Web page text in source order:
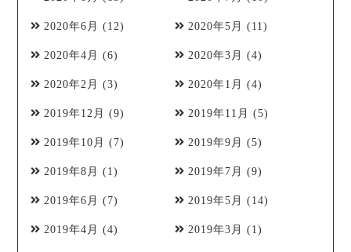
2020年6月 (12) 2020年5月 (11)
2020年4月 (6) 2020年3月 (4)
2020年2月 (3) 2020年1月 (4)
2019年12月 (9) 2019年11月 (5)
2019年10月 (7) 2019年9月 (5)
2019年8月 (1) 2019年7月 (9)
2019年6月 (7) 2019年5月 (14)
2019年4月 (4) 2019年3月 (1)